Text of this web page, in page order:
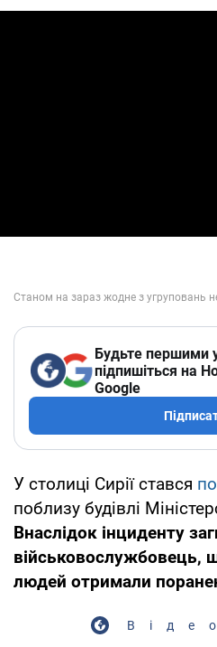
Будьте першими
підпишіться на
Google
У столиці Сирії стався
поблизу будівлі
Внаслідок інциденту
людей отримали